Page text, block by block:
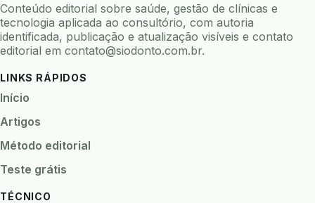
Conteúdo editorial sobre saúde, gestão de clínicas e
tecnologia aplicada ao consultório, com autoria
identificada, publicação e atualização visíveis e contato
editorial em contato@siodonto.com.br.
LINKS RÁPIDOS
Início
Artigos
Método editorial
Teste grátis
TÉCNICO